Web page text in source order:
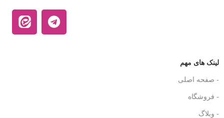
لینک های مهم
- صفحه اصلی
- فروشگاه
- وبلاگ